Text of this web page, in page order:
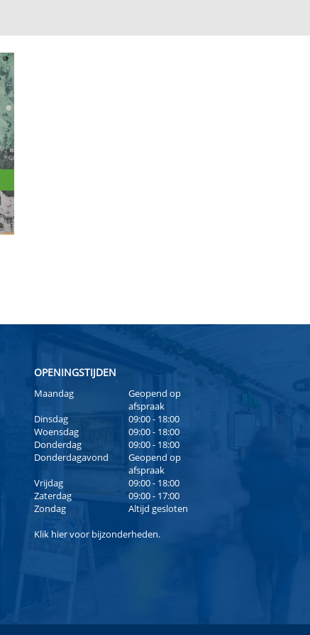
OPENINGSTIJDEN
Maandag
Geopend op
afspraak
Dinsdag
09:00 - 18:00
Woensdag
09:00 - 18:00
Donderdag
09:00 - 18:00
Donderdagavond
Geopend op
afspraak
Vrijdag
09:00 - 18:00
Zaterdag
09:00 - 17:00
Zondag
Altijd gesloten
Klik hiervoor bijzonderheden.